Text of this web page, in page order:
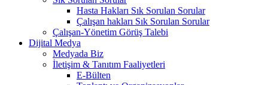
Hasta Hakları Sık Sorulan Sorular
Çalışan hakları Sık Sorulan Sorular
Çalışan-Yönetim Görüş Talebi
Dijital Medya
Medyada Biz
İletişim & Tanıtım Faaliyetleri
E-Bülten